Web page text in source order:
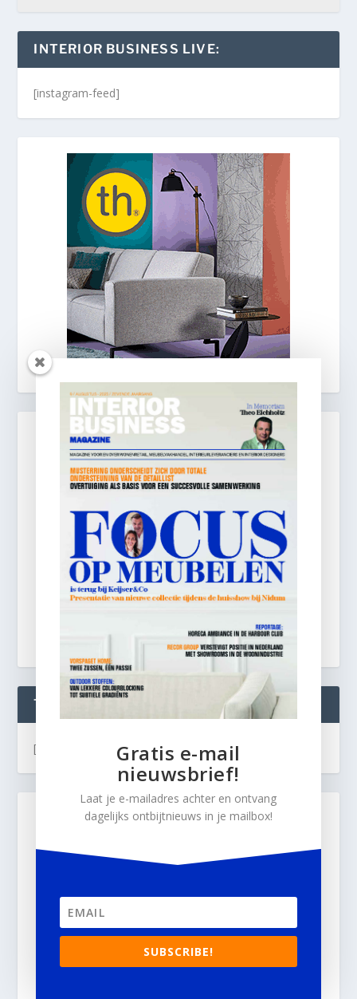
INTERIOR BUSINESS LIVE:
[instagram-feed]
TWEETS
[custom-twitter-feeds]Gratis e-mail
nieuwsbrief!
Laat je e-mailadres achter en ontvang
dagelijks ontbijtnieuws in je mailbox!
SUBSCRIBE!